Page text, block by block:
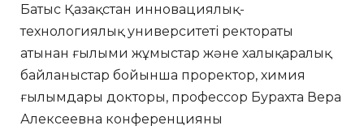
Батыс Қазақстан инновациялық-
технологиялық университеті ректораты
атынан ғылыми жұмыстар және халықаралық
байланыстар бойынша проректор, химия
ғылымдары докторы, профессор Бурахта Вера
Алексеевна конференцияны